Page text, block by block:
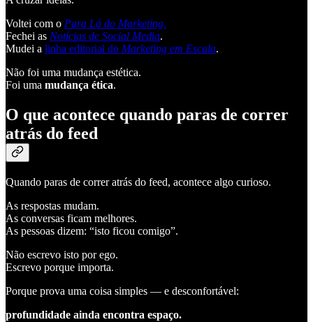
Voltei com o Para Lá do Marketing.
Fechei as Notícias de Social Media.
Mudei a linha editorial do Marketing em Escala.
Não foi uma mudança estética.
Foi uma mudança ética.
O que acontece quando paras de correr
atrás do feed
Quando paras de correr atrás do feed, acontece algo curioso.
As respostas mudam.
As conversas ficam melhores.
As pessoas dizem: “isto ficou comigo”.
Não escrevo isto por ego.
Escrevo porque importa.
Porque prova uma coisa simples — e desconfortável:
profundidade ainda encontra espaço.